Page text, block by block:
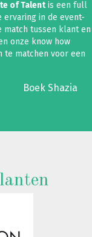
of Talentis een full
ervaring in de event-
match tussen klant en
onze know how
te matchen voor een
Boek Shazia